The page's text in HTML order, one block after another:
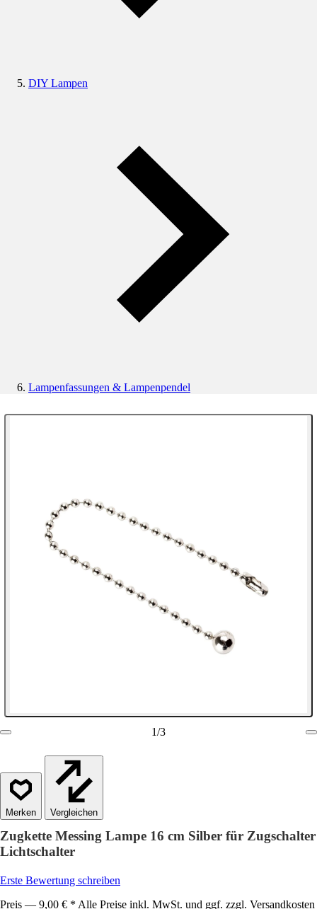
DIY Lampen
Lampenfassungen & Lampenpendel
1/3
Vergleichen
Zugkette Messing Lampe 16 cm Silber für Zugschalter
Lichtschalter
Erste Bewertung schreiben
Preis — 9,00 € * Alle Preise inkl. MwSt. und ggf. zzgl. Versandkosten